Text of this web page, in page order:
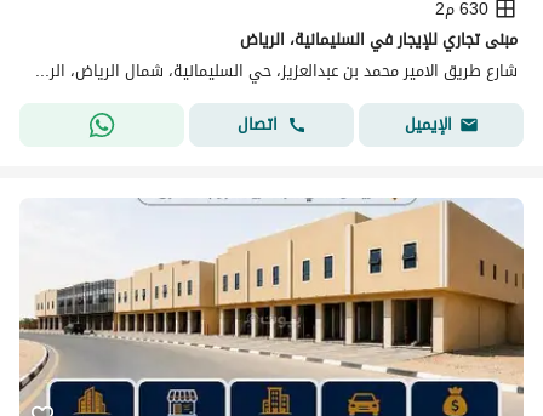
630 م2
مبنى تجاري للإيجار في السليمانية، الرياض
شارع طريق الامير محمد بن عبدالعزيز، حي السليمانية، شمال الرياض، الرياض
الإيميل
اتصال